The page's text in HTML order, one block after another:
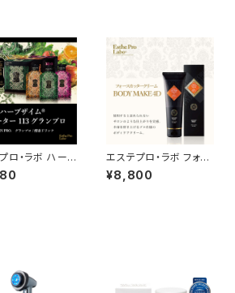
ロ・ラボ ハーブ
ォーター113グ
40ｍl
エステプロ・ラボ フォー
スカッタークリーム 23
0g
¥8,800